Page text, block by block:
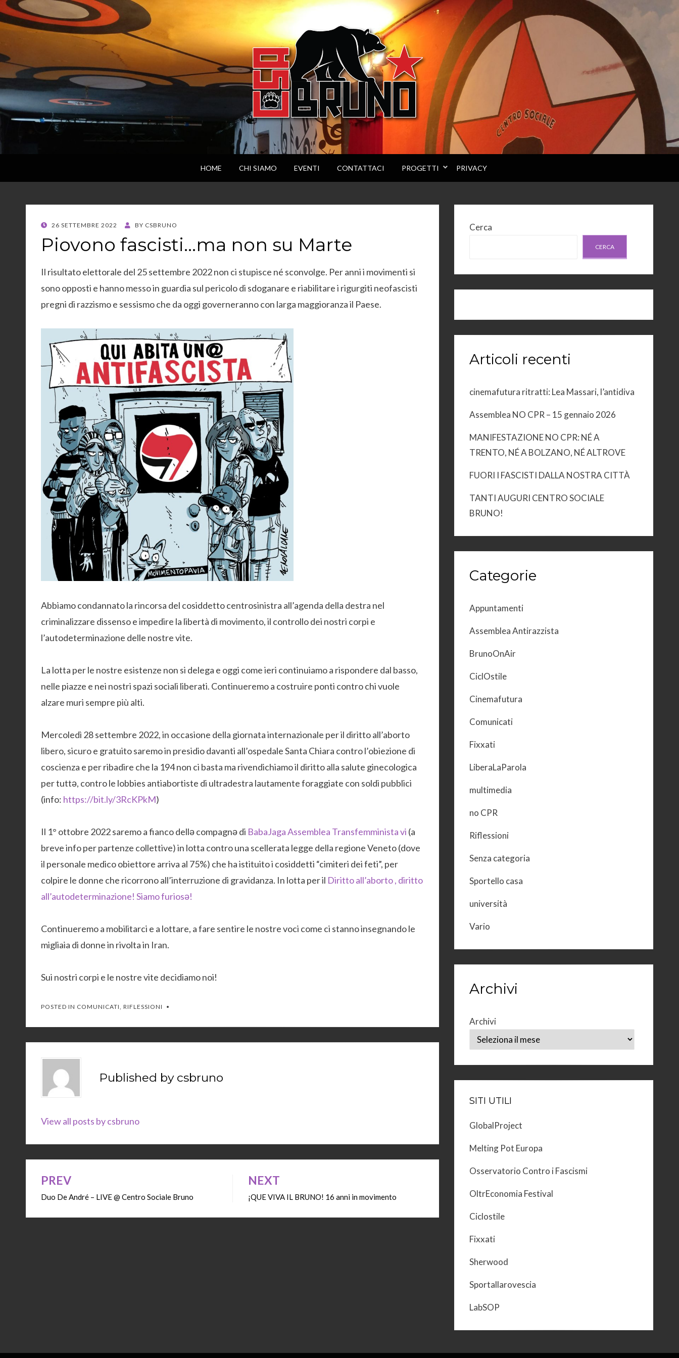
HOME CHI SIAMO EVENTI CONTATTACI PROGETTI PRIVACY
POSTED
26 SETTEMBRE 2022 BY CSBRUNO
Piovono fascisti…ma non su Marte
Il risultato elettorale del 25 settembre 2022 non ci stupisce né sconvolge. Per anni i movimenti si
sono opposti e hanno messo in guardia sul pericolo di sdoganare e riabilitare i rigurgiti neofascisti
pregni di razzismo e sessismo che da oggi governeranno con larga maggioranza il Paese.
Abbiamo condannato la rincorsa del cosiddetto centrosinistra all’agenda della destra nel
criminalizzare dissenso e impedire la libertà di movimento, il controllo dei nostri corpi e
l’autodeterminazione delle nostre vite.
La lotta per le nostre esistenze non si delega e oggi come ieri continuiamo a rispondere dal basso,
nelle piazze e nei nostri spazi sociali liberati. Continueremo a costruire ponti contro chi vuole
alzare muri sempre più alti.
Mercoledì 28 settembre 2022, in occasione della giornata internazionale per il diritto all’aborto
libero, sicuro e gratuito saremo in presidio davanti all’ospedale Santa Chiara contro l’obiezione di
coscienza e per ribadire che la 194 non ci basta ma rivendichiamo il diritto alla salute ginecologica
per tuttə, contro le lobbies antiabortiste di ultradestra lautamente foraggiate con soldi pubblici
(info: https://bit.ly/3RcKPkM)
Il 1° ottobre 2022 saremo a fianco dellə compagnə di BabaJaga Assemblea Transfemminista vi (a
breve info per partenze collettive) in lotta contro una scellerata legge della regione Veneto (dove
il personale medico obiettore arriva al 75%) che ha istituito i cosiddetti “cimiteri dei feti”, per
colpire le donne che ricorrono all’interruzione di gravidanza. In lotta per il Diritto all’aborto , diritto
all’autodeterminazione! Siamo furiosə!
Continueremo a mobilitarci e a lottare, a fare sentire le nostre voci come ci stanno insegnando le
migliaia di donne in rivolta in Iran.
Sui nostri corpi e le nostre vite decidiamo noi!
POSTED IN COMUNICATI, RIFLESSIONI
Published by csbruno
View all posts by csbruno
Navigazione
articoli
PREV
Duo De André – LIVE @ Centro Sociale Bruno
NEXT
¡QUE VIVA IL BRUNO! 16 anni in movimento
Cerca
CERCA
Articoli recenti
cinemafutura ritratti: Lea Massari, l’antidiva
Assemblea NO CPR – 15 gennaio 2026
MANIFESTAZIONE NO CPR: NÉ A
TRENTO, NÉ A BOLZANO, NÉ ALTROVE
FUORI I FASCISTI DALLA NOSTRA CITTÀ
TANTI AUGURI CENTRO SOCIALE
BRUNO!
Categorie
Appuntamenti
Assemblea Antirazzista
BrunoOnAir
CiclOstile
Cinemafutura
Comunicati
Fixxati
LiberaLaParola
multimedia
no CPR
Riflessioni
Senza categoria
Sportello casa
università
Vario
Archivi
Archivi
SITI UTILI
GlobalProject
Melting Pot Europa
Osservatorio Contro i Fascismi
OltrEconomia Festival
Ciclostile
Fixxati
Sherwood
Sportallarovescia
LabSOP